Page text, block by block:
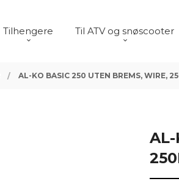
Tilhengere Til ATV og snøscooter
AL-KO BASIC 250 UTEN BREMS, WIRE,
AL-